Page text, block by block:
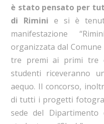
è stato pensato per
di Rimini e si è
manifestazione
organizzata dal
tre premi ai primi tre
studenti riceveranno
aequo. Il concorso,
di tutti i progetti
sede del Dipartimento